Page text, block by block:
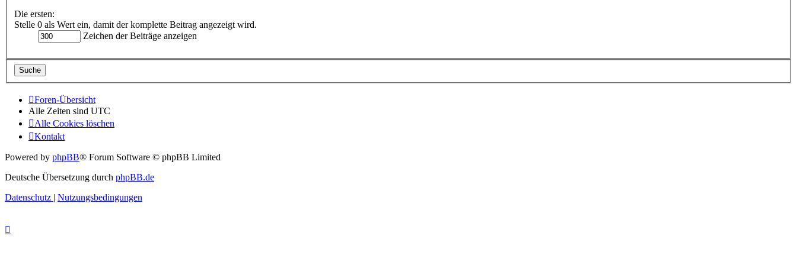
Die ersten:
Stelle 0 als Wert ein, damit der komplette Beitrag angezeigt wird.
Zeichen der Beiträge anzeigen
Foren-Übersicht
Alle Zeiten sind UTC
Alle Cookies löschen
Kontakt
Powered by phpBB® Forum Software © phpBB Limited
Deutsche Übersetzung durch phpBB.de
Datenschutz | Nutzungsbedingungen